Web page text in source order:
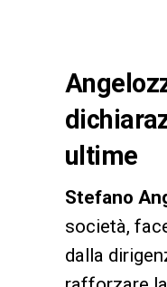
ultime
Stefano
società,
dalla